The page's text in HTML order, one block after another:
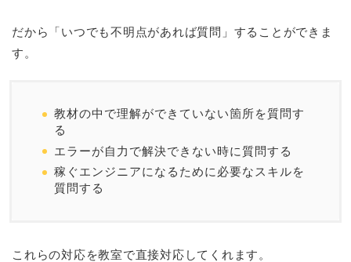
だから「いつでも不明点があれば質問」することができま
す。
教材の中で理解ができていない箇所を質問す
る
エラーが自力で解決できない時に質問する
稼ぐエンジニアになるために必要なスキルを
質問する
これらの対応を教室で直接対応してくれます。